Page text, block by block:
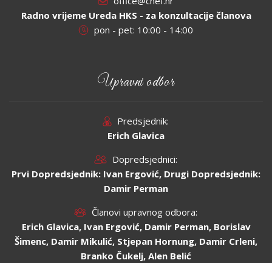
Radno vrijeme Ureda HKS - za konzultacije članova
pon - pet: 10:00 - 14:00
Upravni odbor
Predsjednik:
Erich Glavica
Dopredsjednici:
Prvi Dopredsjednik: Ivan Ergović, Drugi Dopredsjednik:
Damir Perman
Članovi upravnog odbora:
Erich Glavica, Ivan Ergović, Damir Perman, Borislav
Šimenc, Damir Mikulić, Stjepan Hornung, Damir Crleni,
Branko Čukelj, Alen Belić